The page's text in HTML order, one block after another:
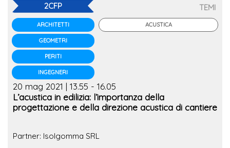
2CFP
ARCHITETTI
GEOMETRI
PERITI
INGEGNERI
TEMI
ACUSTICA
20 mag 2021 | 13.55 - 16.05
L’acustica in edilizia: l’importanza della
progettazione e della direzione acustica di cantiere
Partner: Isolgomma SRL